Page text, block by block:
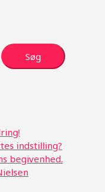
indstilling?
begivenhed.